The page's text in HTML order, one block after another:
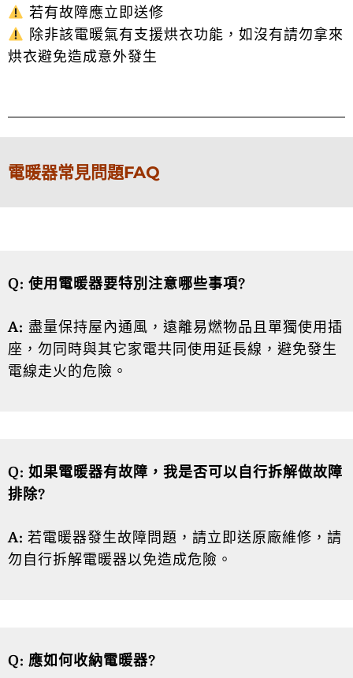
若有故障應立即送修
除非該電暖氣有支援烘衣功能，如沒有請勿拿來
烘衣避免造成意外發生
電暖器常見問題FAQ
Q: 使用電暖器要特別注意哪些事項?
A: 盡量保持屋內通風，遠離易燃物品且單獨使用插
座，勿同時與其它家電共同使用延長線，避免發生
電線走火的危險。
Q: 如果電暖器有故障，我是否可以自行拆解做故障
排除?
A: 若電暖器發生故障問題，請立即送原廠維修，請
勿自行拆解電暖器以免造成危險。
Q: 應如何收納電暖器?